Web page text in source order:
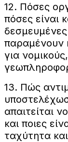
12. Πόσες
πόσες είναι
παραμένουν
για
13. Πώς
απαιτείται
και ποιες
ταχύτητα